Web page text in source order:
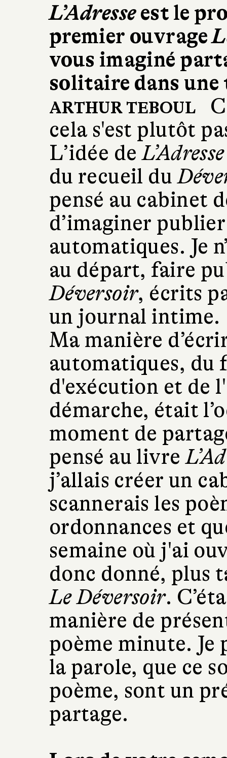
L’Adresseest le
premier ouvrage
vous imaginé
solitaire dans
ARTHUR TEBOUL
cela s'est plutôt
L’idée deL’Adresse
du recueil du
pensé au cabinet
d’imaginer
automatiques. Je
au départ, faire
Déversoir, écrits
un journal intime.
Ma manière
automatiques, du
d'exécution et de
démarche, était
moment de
pensé au livre
j’allais créer un
scannerais les
ordonnances et
semaine où j'ai
donc donné, plus
Le Déversoir.
manière de
poème minute. Je
la parole, que ce
poème, sont un
partage.